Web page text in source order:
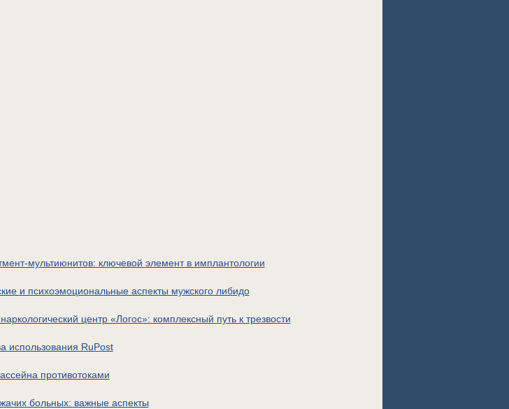
мультиюнитов: ключевой элемент в имплантологии
и психоэмоциональные аспекты мужского либидо
центр «Логос»: комплексный путь к трезвости
использования RuPost
противотоками
больных: важные аспекты